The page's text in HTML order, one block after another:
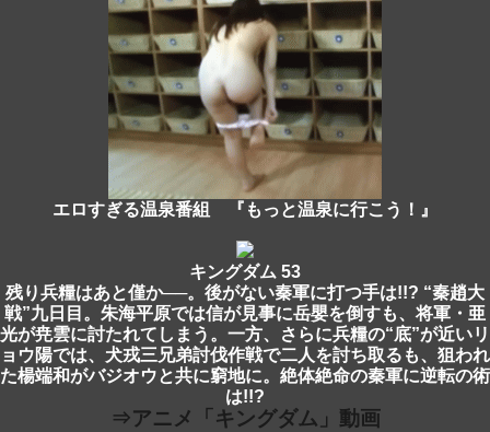
エロすぎる温泉番組 『もっと温泉に行こう！』
キングダム 53
残り兵糧はあと僅か──。後がない秦軍に打つ手は!!? “秦趙大
戦”九日目。朱海平原では信が見事に岳嬰を倒すも、将軍・亜
光が尭雲に討たれてしまう。一方、さらに兵糧の“底”が近いリ
ョウ陽では、犬戎三兄弟討伐作戦で二人を討ち取るも、狙われ
た楊端和がバジオウと共に窮地に。絶体絶命の秦軍に逆転の術
は!!?
⇒アニメ「キングダム」動画